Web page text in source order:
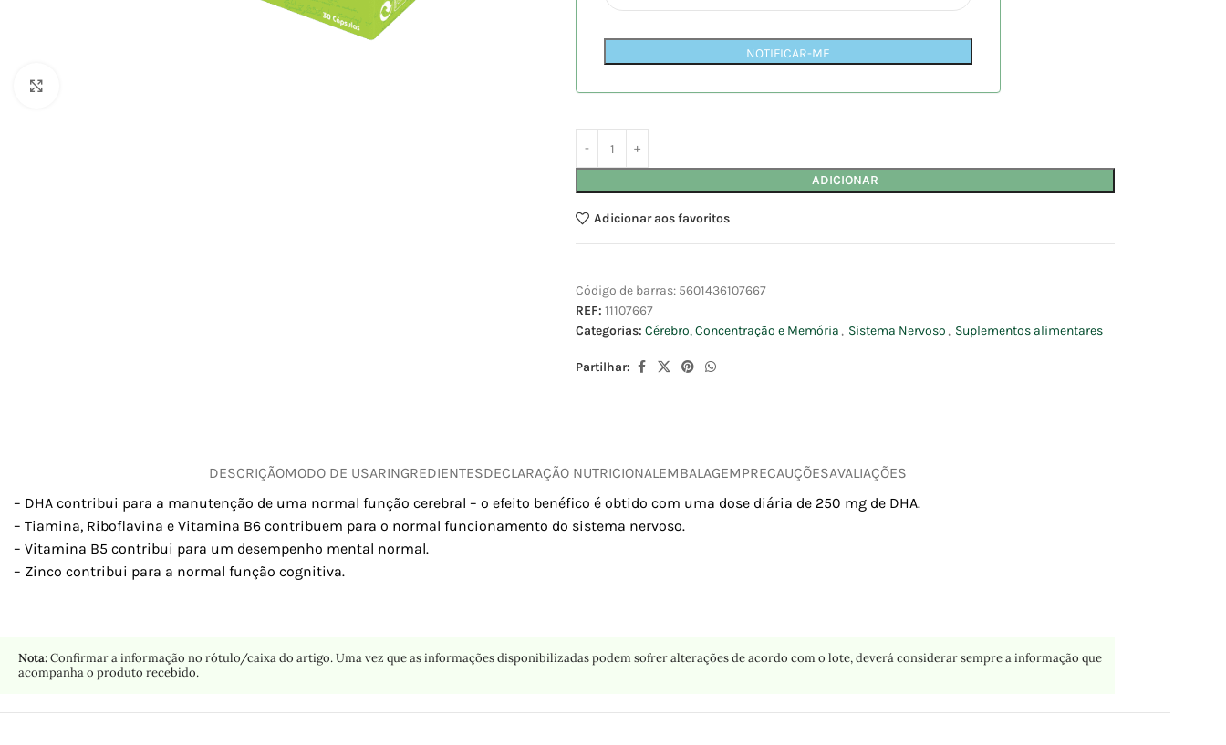
NOTIFICAR-ME
ADICIONAR
Adicionar aos favoritos
Código de barras: 5601436107667
REF: 11107667
Categorias: Cérebro, Concentração e Memória , Sistema Nervoso , Suplementos alimentares
Partilhar:
DESCRIÇÃOMODO DE USARINGREDIENTESDECLARAÇÃO NUTRICIONAL EMBALAGEMPRECAUÇÕESAVALIAÇÕES
– DHA contribui para a manutenção de uma normal função cerebral – o efeito benéfico é obtido com uma dose diária de 250 mg de DHA.
– Tiamina, Riboflavina e Vitamina B6 contribuem para o normal funcionamento do sistema nervoso.
– Vitamina B5 contribui para um desempenho mental normal.
– Zinco contribui para a normal função cognitiva.
Nota:Confirmar a informação no rótulo/caixa do artigo. Uma vez que as informações disponibilizadas podem sofrer alterações de acordo com o lote, deverá considerar sempre a informação que
acompanha o produto recebido.